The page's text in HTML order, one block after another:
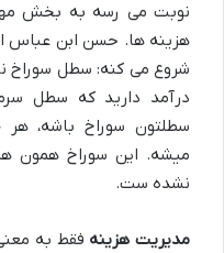
نوبت می رسه به بخش
هزینه ها. حسن ابن عباس
شروع می کنه: سطل سوراخ
درآمد دارید که سطل
سطلتون سوراخ باشه،
میشه. این سوراخ همون
نشده ست.
مدیریت هزینه فقط به